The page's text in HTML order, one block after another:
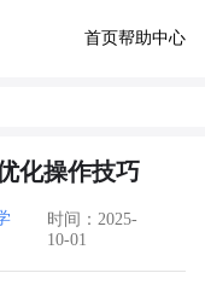
首页帮助中心
化操作技巧
时间：2025-
10-01